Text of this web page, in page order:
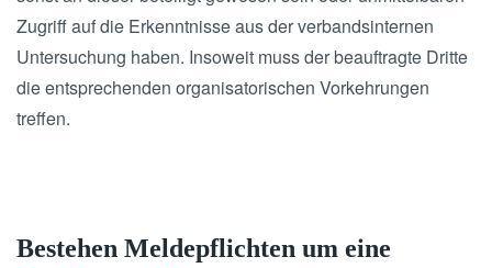
Zugriff auf die Erkenntnisse aus der verbandsinternen
Untersuchung haben. Insoweit muss der beauftragte Dritte
die entsprechenden organisatorischen Vorkehrungen
treffen.
Bestehen Meldepflichten um eine